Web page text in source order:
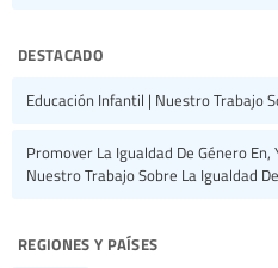
destacado
Educación Infantil | Nuestro Trabajo
Promover La Igualdad De Género En,
Nuestro Trabajo Sobre La Igualdad
regiones y países